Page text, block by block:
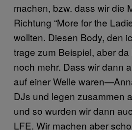
machen, bzw. dass wir die
Richtung “More for the
wollten. Diesen Body, den
trage zum Beispiel, aber
noch mehr. Dass wir dann
auf einer Welle
DJs und legen zusammen
und so wurden wir dann
LFE. Wir machen aber